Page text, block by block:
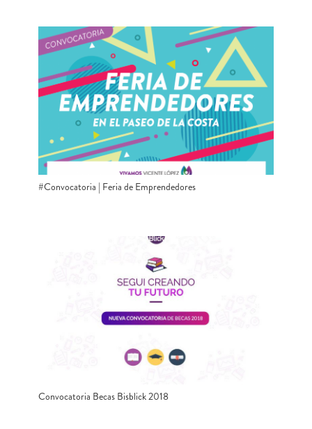
#Convocatoria | Feria de Emprendedores
Convocatoria Becas Bisblick 2018